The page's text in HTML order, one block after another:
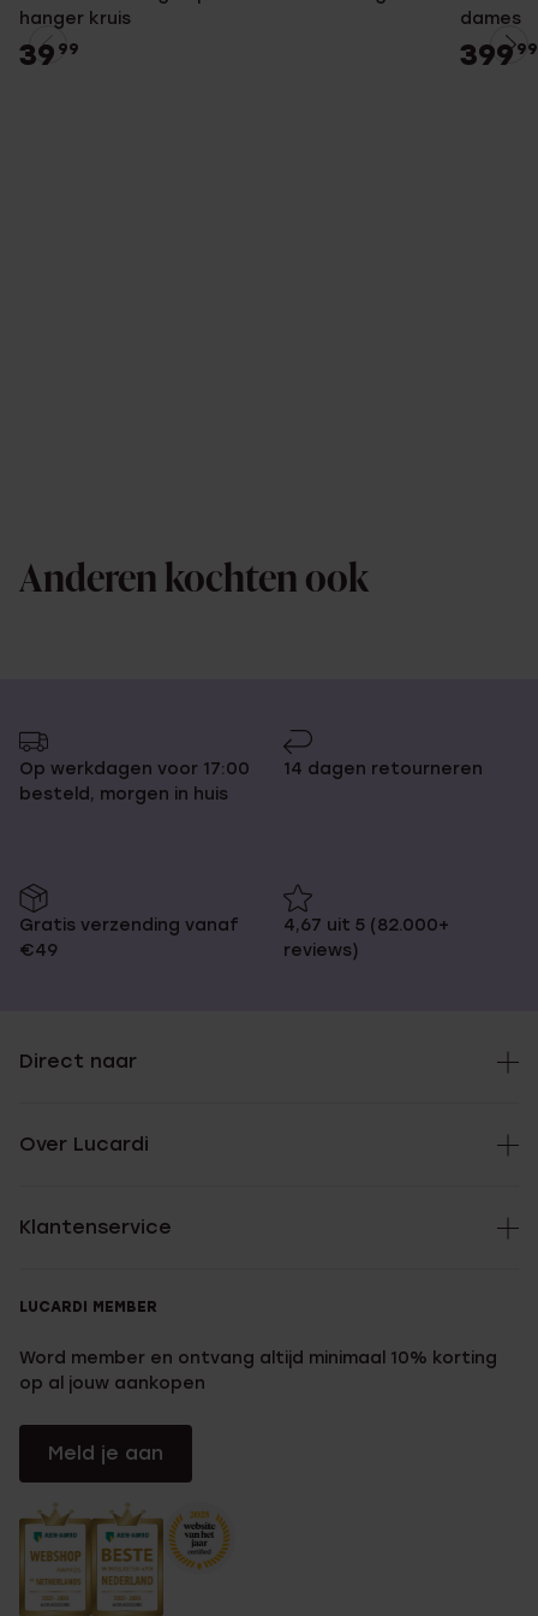
hanger kruis
39 99
dames
39999
Anderen kochten ook
Op werkdagen voor 17:00
besteld, morgen in huis
14 dagen retourneren
Gratis verzending vanaf
€49
4,67 uit 5 (82.000+
reviews)
Direct naar
Over Lucardi
Klantenservice
LUCARDI MEMBER
Word member en ontvang altijd minimaal 10% korting
op al jouw aankopen
Meld je aan